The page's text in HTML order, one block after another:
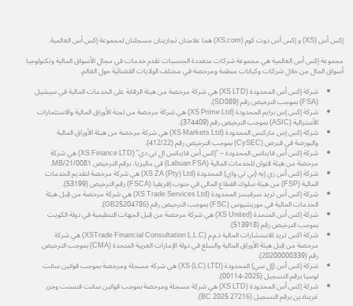
إكس أس (XS) و إكس أس دوت كوم (XS.com) هما علامتان تجاريتان مسجلتان لمجموعة إكس أس العالمية.
مجموعة إكس أس العالمية هي مجموعة شركات متعددة الجنسيات تقدم خدمات في مجال الأسواق المالية وتكنولوجيا
أسواق المال من خلال شركات وكيانات منظمة ومرخصة في مختلف الولايات القضائية حول العالم.
شركة إكس أس المحدودة (XS LTD) هي شركة مرخصة من هيئة الرقابة على الخدمات المالية في سيشيل
(FSA) بموجب الترخيص رقم (SD089).
شركة إكس إس برايم المحدودة (XS Prime Ltd) هي شركة مرخصة من لجنة الأوراق المالية والاستثمارات
الأسترالية (ASIC) بموجب الترخيص رقم (374409).
شركة إكس إس ماركتس المحدودة (XS Markets Ltd) هي شركة مرخصة من هيئة الأوراق المالية
والبورصة في قبرص (CySEC) بموجب الترخيص رقم (412/22).
شركة إكس أس فاينانس المحدودة – "إكس أس فاينانس ال تي دي" (XS Finance LTD) هي شركة
مرخصة من هيئة لابوان للخدمات المالية (Labuan FSA) في ماليزيا، برقم الترخيص MB/21/0081.
شركة إكس أس زي إيه (بي تي واي) المحدودة (XS ZA (Pty) Ltd) هي شركة مرخصة لتقديم الخدمات
المالية (FSP) من هيئة سلوك القطاع المالي في جنوب إفريقيا (FSCA) رقم الترخيص (53199).
شركة إكس أس تريد سرفيسز المحدودة (XS Trade Services Ltd) هي شركة مرخصة من قِبل هيئة
الخدمات المالية في موريشيوس (FSC) بموجب الترخيص رقم (GB25204786).
شركة إكس أس المتحدة (XS United) هي شركة مرخصة من قِبل الجهات التنظيمية في دولة الكويت
بموجب الترخيص رقم (513918).
شركة اكس تريد للاستشارات المالية ذ.م.م (XSTrade Financial Consultation L.L.C) هي شركة
مرخصة من قِبل هيئة الأوراق المالية والسلع في دولة الإمارات العربية المتحدة (CMA) بموجب الترخيص
رقم (20200000339).
شركة إكس أس (إل سي) المحدودة (XS (LC) LTD) هي شركة مسجلة ومرخصة بموجب قوانين سانت
لوسيا برقم التسجيل (2025-00114).
شركة إكس أس المحدودة (XS LTD) هي شركة مسجلة ومرخصة بموجب قوانين سانت فنسنت وجزر
غرينادين برقم التسجيل (27216 BC 2025).